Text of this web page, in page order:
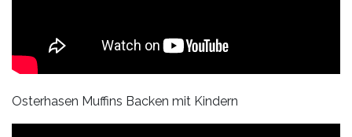
Osterhasen Muffins Backen mit Kindern